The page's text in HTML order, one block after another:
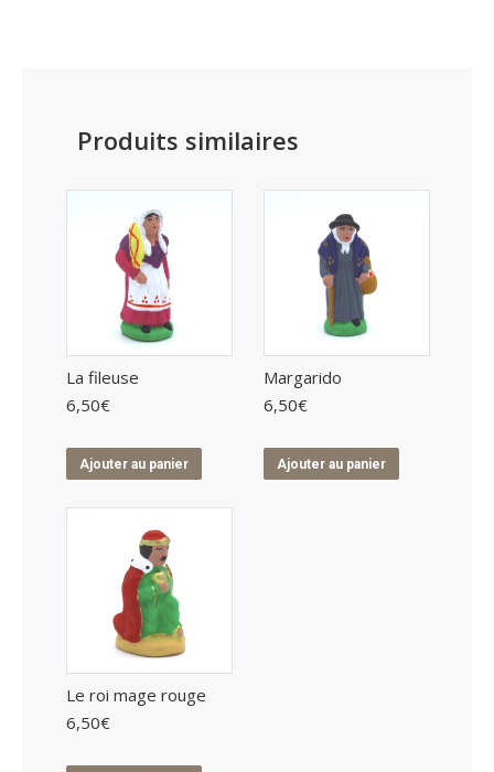
Produits similaires
La fileuse
6,50€
Ajouter au panier
Margarido
6,50€
Ajouter au panier
Le roi mage rouge
6,50€